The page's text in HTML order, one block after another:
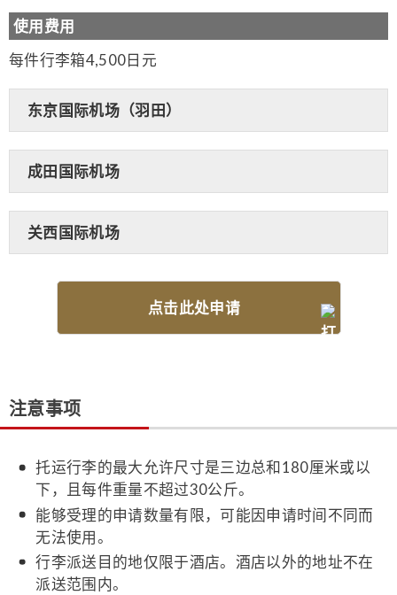
使用费用
每件行李箱4,500日元
东京国际机场（羽田）
成田国际机场
关西国际机场
点击此处申请
注意事项
托运行李的最大允许尺寸是三边总和180厘米或以
下，且每件重量不超过30公斤。
能够受理的申请数量有限，可能因申请时间不同而
无法使用。
行李派送目的地仅限于酒店。酒店以外的地址不在
派送范围内。